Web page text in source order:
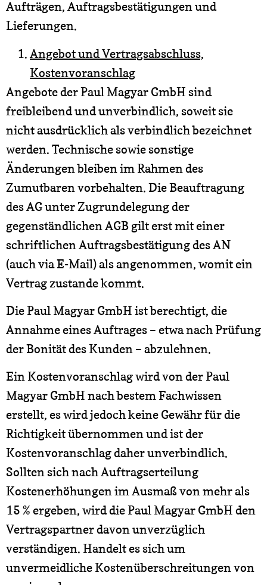
Aufträgen, Auftragsbestätigungen und
Lieferungen.
Angebot und Vertragsabschluss,
Kostenvoranschlag
Angebote der Paul Magyar GmbH sind
freibleibend und unverbindlich, soweit sie
nicht ausdrücklich als verbindlich bezeichnet
werden. Technische sowie sonstige
Änderungen bleiben im Rahmen des
Zumutbaren vorbehalten. Die Beauftragung
des AG unter Zugrundelegung der
gegenständlichen AGB gilt erst mit einer
schriftlichen Auftragsbestätigung des AN
(auch via E-Mail) als angenommen, womit ein
Vertrag zustande kommt.
Die Paul Magyar GmbH ist berechtigt, die
Annahme eines Auftrages – etwa nach Prüfung
der Bonität des Kunden – abzulehnen.
Ein Kostenvoranschlag wird von der Paul
Magyar GmbH nach bestem Fachwissen
erstellt, es wird jedoch keine Gewähr für die
Richtigkeit übernommen und ist der
Kostenvoranschlag daher unverbindlich.
Sollten sich nach Auftragserteilung
Kostenerhöhungen im Ausmaß von mehr als
15 % ergeben, wird die Paul Magyar GmbH den
Vertragspartner davon unverzüglich
verständigen. Handelt es sich um
unvermeidliche Kostenüberschreitungen von